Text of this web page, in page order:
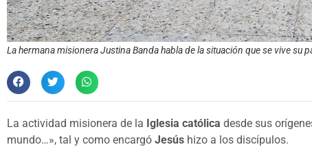
La hermana misionera Justina Banda habla de la situación que se vive su
La actividad misionera de la Iglesia católica desde sus
mundo…», tal y como encargó Jesús hizo a los discípulos.